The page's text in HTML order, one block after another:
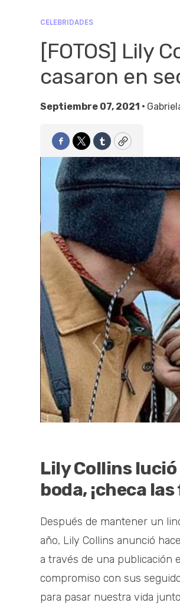
CELEBRIDADES
[FOTOS] Lily
casaron en
Septiembre 07, 2021 •
Facebook
TwitterTumblrCopy
Lily Collins
boda, ¡checa
Después de mantener un
año, Lily Collins anunció
a través de una publicación
compromiso con sus
para pasar nuestra vida